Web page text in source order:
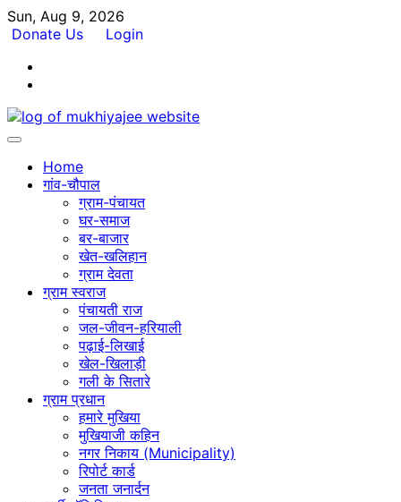
Skip
to
Sun, Aug 9, 2026
Donate Us
Login
Home
गांव-चौपाल
ग्राम-पंचायत
घर-समाज
बर-बाजार
खेत-खलिहान
ग्राम देवता
ग्राम स्वराज
पंचायती राज
जल-जीवन-हरियाली
पढ़ाई-लिखाई
खेल-खिलाड़ी
गली के सितारे
ग्राम प्रधान
हमारे मुखिया
मुखियाजी कहिन
नगर निकाय (Municipality)
रिपोर्ट कार्ड
जनता जनार्दन